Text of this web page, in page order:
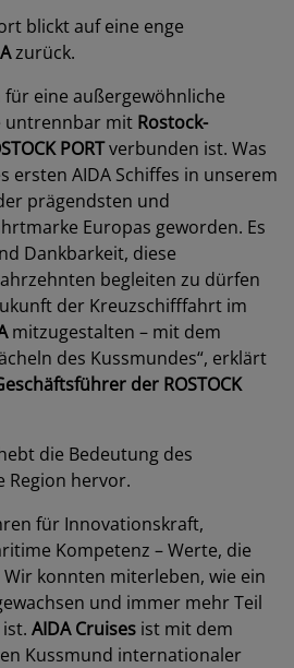
blickt auf eine enge
zurück.
eine außergewöhnliche
untrennbar mit Rostock-
PORTverbunden ist. Was
ersten AIDA Schiffes in unserem
prägendsten und
Europas geworden. Es
Dankbarkeit, diese
begleiten zu dürfen
der Kreuzschifffahrt im
mitzugestalten – mit dem
des Kussmundes“, erklärt
der ROSTOCK
die Bedeutung des
Region hervor.
für Innovationskraft,
Kompetenz – Werte, die
konnten miterleben, wie ein
und immer mehr Teil
AIDA Cruises ist mit dem
Kussmund internationaler